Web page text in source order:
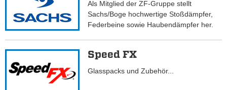
Als Mitglied der ZF-Gruppe stellt
Sachs/Boge hochwertige Stoßdämpfer,
Federbeine sowie Haubendämpfer her.
Speed FX
Glasspacks und Zubehör...